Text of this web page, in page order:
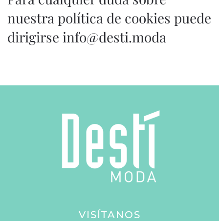
nuestra política de cookies puede
dirigirse info@desti.moda
VISÍTANOS